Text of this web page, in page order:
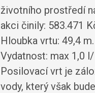
životního prostředí
akci činily: 583.471
Hloubka vrtu: 49,4 m.
Vydatnost: max 1,0 l/
Posilovací vrt je
vody, který však